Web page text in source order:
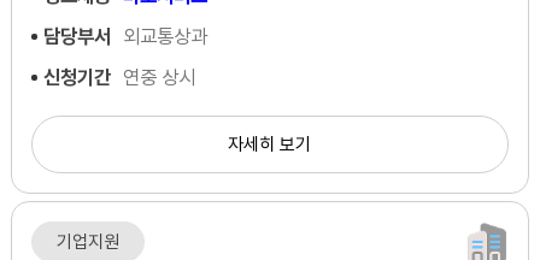
담당부서
외교통상과
신청기간 연중 상시
자세히 보기
기업지원